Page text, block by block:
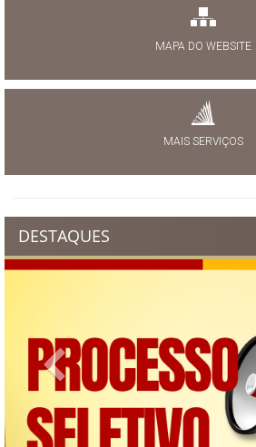
MAPA DO WEBSITE
MAIS SERVIÇOS
DESTAQUES
Previous